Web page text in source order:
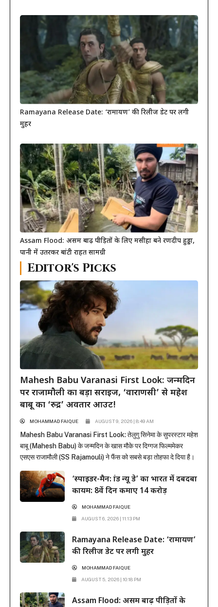
Ramayana Release Date: ‘रामायण’ की रिलीज डेट पर लगी
मुहर
Assam Flood: असम बाढ़ पीड़ितों के लिए मसीहा बने रणदीप हुड्डा,
पानी में उतरकर बांटी राहत सामग्री
Editor's Picks
Mahesh Babu Varanasi First Look: जन्मदिन
पर राजामौली का बड़ा सरप्राइज, ‘वाराणसी’ से महेश
बाबू का ‘रुद्र’ अवतार आउट!
MOHAMMAD FAIQUE AUGUST 9, 2026 | 8:49 AM
Mahesh Babu Varanasi First Look: तेलुगु सिनेमा के सुपरस्टार महेश
बाबू (Mahesh Babu) के जन्मदिन के खास मौके पर दिग्गज फिल्ममेकर
एसएस राजामौली (SS Rajamouli) ने फैंस को सबसे बड़ा तोहफा दे दिया है।
महेश बाबू का मच-अवेटेड फर्स्ट लुक रिलीज कर दिया है। इस फिल्म...
‘स्पाइडर-मैन: ब्रांड न्यू डे’ का भारत में दबदबा
कायम: 8वें दिन कमाए 14 करोड़
MOHAMMAD FAIQUE
AUGUST 6, 2026 | 11:13 PM
Ramayana Release Date: ‘रामायण’
की रिलीज डेट पर लगी मुहर
MOHAMMAD FAIQUE
AUGUST 5, 2026 | 10:18 PM
Assam Flood: असम बाढ़ पीड़ितों के